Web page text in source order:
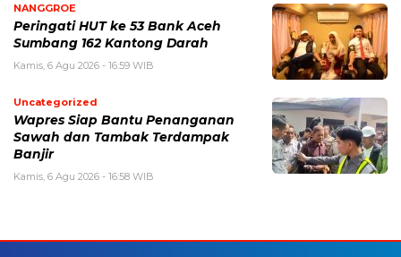
NANGGROE
Peringati HUT ke 53 Bank Aceh
Sumbang 162 Kantong Darah
Kamis, 6 Agu 2026 - 16:59 WIB
Uncategorized
Wapres Siap Bantu Penanganan
Sawah dan Tambak Terdampak
Banjir
Kamis, 6 Agu 2026 - 16:58 WIB